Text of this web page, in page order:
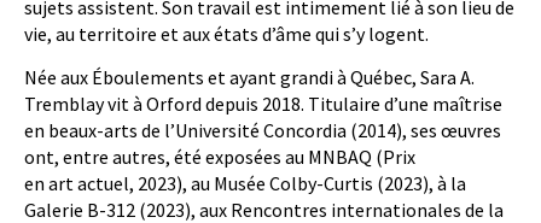
sujets assistent. Son travail est intimement lié à son lieu de
vie, au territoire et aux états d’âme qui s’y logent.
Née aux Éboulements et ayant grandi à Québec, Sara A.
Tremblay vit à Orford depuis 2018. Titulaire d’une maîtrise
en beaux-arts de l’Université Concordia (2014), ses œuvres
ont, entre autres, été exposées au MNBAQ (Prix
en art actuel, 2023), au Musée Colby-Curtis (2023), à la
Galerie B-312 (2023), aux Rencontres internationales de la